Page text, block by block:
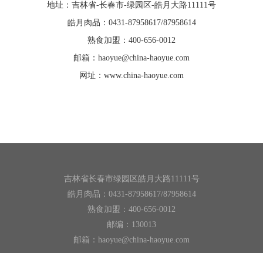
地址：吉林省-长春市-绿园区-皓月大路11111号
皓月肉品：0431-87958617/87958614
熟食加盟：400-656-0012
邮箱：haoyue@china-haoyue.com
网址：www.china-haoyue.com
吉林省长春市绿园区皓月大路11111号
皓月肉品：0431-87958617/87958614
熟食加盟：400-656-0012
邮编：130013
邮箱：haoyue@china-haoyue.com